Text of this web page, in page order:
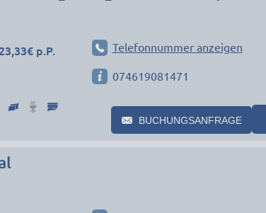
p.P. Telefonnummer anzeigen
074619081471
BUCHUNGSANFRAGE